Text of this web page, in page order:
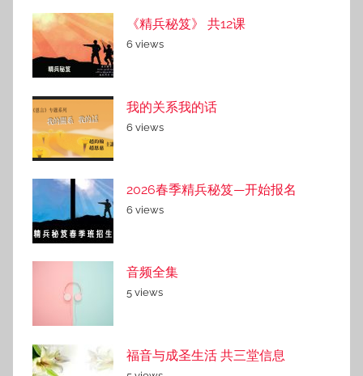
《精兵秘笈》 共12课
6 views
我的关系我的话
6 views
2026春季精兵秘笈—开始报名
6 views
音频全集
5 views
福音与成圣生活 共三堂信息